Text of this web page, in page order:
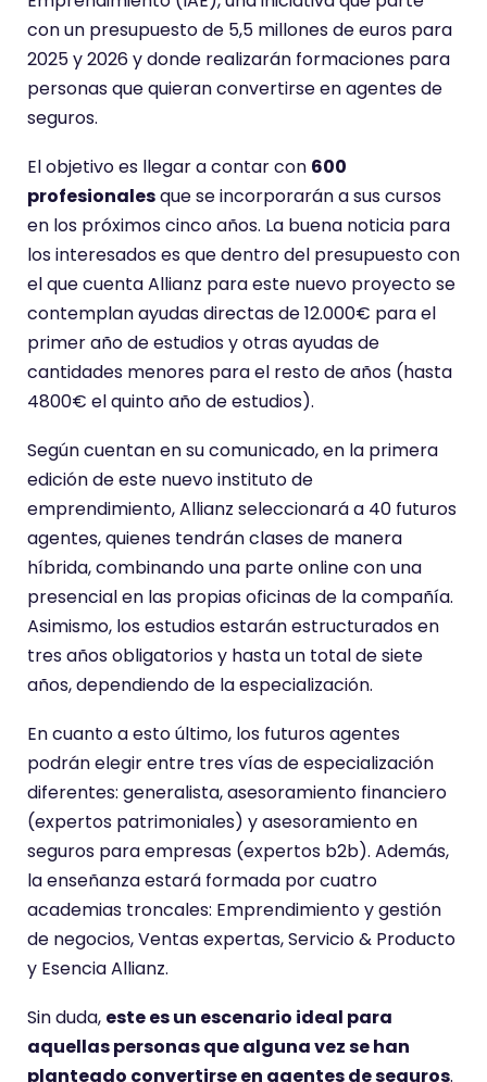
con un presupuesto de 5,5 millones de euros para
2025 y 2026 y donde realizarán formaciones para
personas que quieran convertirse en agentes de
seguros.
El objetivo es llegar a contar con 600
profesionalesque se incorporarán a sus cursos
en los próximos cinco años. La buena noticia para
los interesados es que dentro del presupuesto con
el que cuenta Allianz para este nuevo proyecto se
contemplan ayudas directas de 12.000€ para el
primer año de estudios y otras ayudas de
cantidades menores para el resto de años (hasta
4800€ el quinto año de estudios).
Según cuentan en su comunicado, en la primera
edición de este nuevo instituto de
emprendimiento, Allianz seleccionará a 40 futuros
agentes, quienes tendrán clases de manera
híbrida, combinando una parte online con una
presencial en las propias oficinas de la compañía.
Asimismo, los estudios estarán estructurados en
tres años obligatorios y hasta un total de siete
años, dependiendo de la especialización.
En cuanto a esto último, los futuros agentes
podrán elegir entre tres vías de especialización
diferentes: generalista, asesoramiento financiero
(expertos patrimoniales) y asesoramiento en
seguros para empresas (expertos b2b). Además,
la enseñanza estará formada por cuatro
academias troncales: Emprendimiento y gestión
de negocios, Ventas expertas, Servicio & Producto
y Esencia Allianz.
Sin duda, este es un escenario ideal para
aquellas personas que alguna vez se han
planteado convertirse en agentes de seguros.